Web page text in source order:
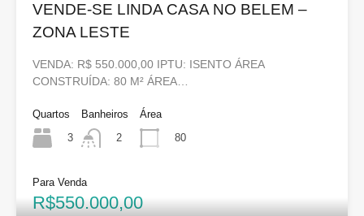
VENDE-SE LINDA CASA NO BELEM –
ZONA LESTE
VENDA: R$ 550.000,00 IPTU: ISENTO ÁREA
CONSTRUÍDA: 80 M² ÁREA…
Quartos
3
Banheiros
2
Área
80
Para Venda
R$550.000,00